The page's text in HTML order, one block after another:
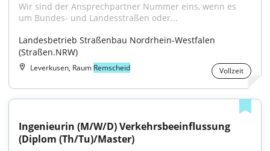
Wir sind der Ansprechpartner Nummer eins, wenn es
um Bundes- und Landesstraßen oder...
Landesbetrieb Straßenbau Nordrhein-Westfalen
(Straßen.NRW)
Leverkusen, Raum Remscheid Vollzeit
Ingenieurin (M/W/D) Verkehrsbeeinflussung
(Diplom (Th/Tu)/Master)